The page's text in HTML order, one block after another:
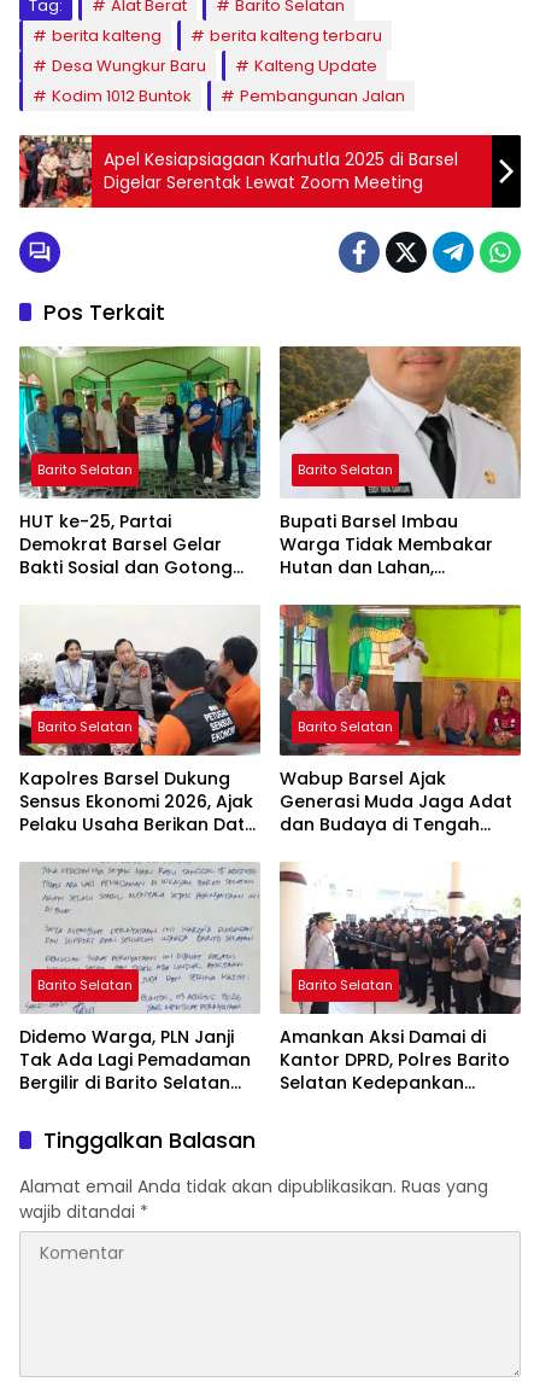
Tag: Alat Berat
Barito Selatan
berita kalteng
berita kalteng terbaru
Desa Wungkur Baru
Kalteng Update
Kodim 1012 Buntok
Pembangunan Jalan
Apel Kesiapsiagaan Karhutla 2025 di Barsel
Digelar Serentak Lewat Zoom Meeting
Pos Terkait
Barito Selatan
HUT ke-25, Partai
Demokrat Barsel Gelar
Bakti Sosial dan Gotong
Ashfiya
Barito Selatan
Bupati Barsel Imbau
Warga Tidak Membakar
Hutan dan Lahan,
Bebas Kabut Asap
Barito Selatan
Kapolres Barsel Dukung
Sensus Ekonomi 2026, Ajak
Pelaku Usaha Berikan Data
Barito Selatan
Wabup Barsel Ajak
Generasi Muda Jaga Adat
dan Budaya di Tengah
Barito Selatan
Didemo Warga, PLN Janji
Tak Ada Lagi Pemadaman
Bergilir di Barito Selatan
Barito Selatan
Amankan Aksi Damai di
Kantor DPRD, Polres Barito
Selatan Kedepankan
Tinggalkan Balasan
Alamat email Anda tidak akan dipublikasikan. Ruas yang
wajib ditandai *